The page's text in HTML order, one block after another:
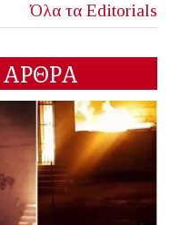
Όλα τα Editorials